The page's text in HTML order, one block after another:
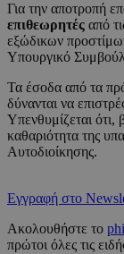
Για την αποτροπή
επιθεωρητές από
εξώδικων
Υπουργικό
Τα έσοδα από τα
δύνανται να
Υπενθυμίζεται ότι,
καθαριότητα της
Αυτοδιοίκησης.
Εγγραφή στο
Ακολουθήστε το
πρώτοι όλες τις